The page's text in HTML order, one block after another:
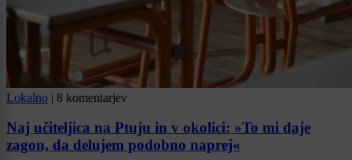
Lokalno | 8 komentarjev
Naj učiteljica na Ptuju in v okolici: »To mi daje
zagon, da delujem podobno naprej«